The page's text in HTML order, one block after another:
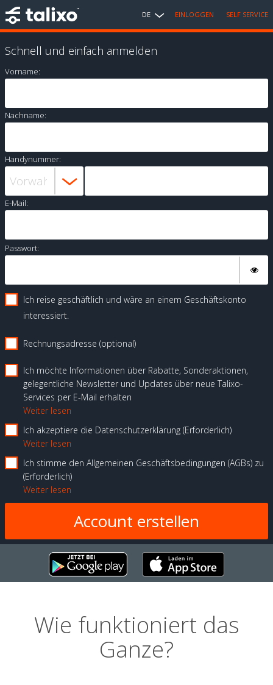
DE EINLOGGEN SELF SERVICE
Schnell und einfach anmelden
Vorname:
Nachname:
Handynummer:
E-Mail:
Passwort:
Ich reise geschäftlich und wäre an einem Geschäftskonto
interessiert.
Rechnungsadresse (optional)
Ich möchte Informationen über Rabatte, Sonderaktionen,
gelegentliche Newsletter und Updates über neue Talixo-
Services per E-Mail erhalten
Weiter lesen
Ich akzeptiere die Datenschutzerklärung Erforderlich
Weiter lesen
Ich stimme den Allgemeinen Geschäftsbedingungen (AGBs) zu
Erforderlich
Weiter lesen
Wie funktioniert das
Ganze?